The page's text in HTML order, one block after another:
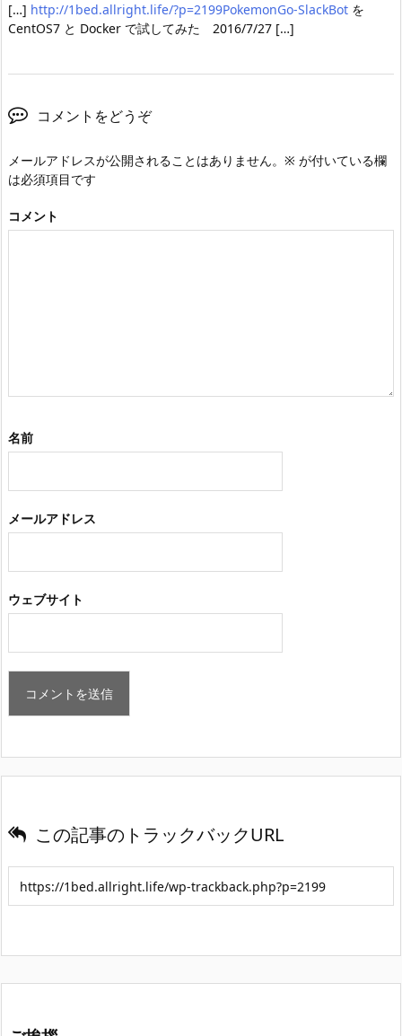
[…] http://1bed.allright.life/?p=2199PokemonGo-SlackBot を
CentOS7 と Docker で試してみた 2016/7/27 […]
コメントをどうぞ
メールアドレスが公開されることはありません。 ※ が付いている欄
は必須項目です
コメント
名前
メールアドレス
ウェブサイト
この記事のトラックバックURL